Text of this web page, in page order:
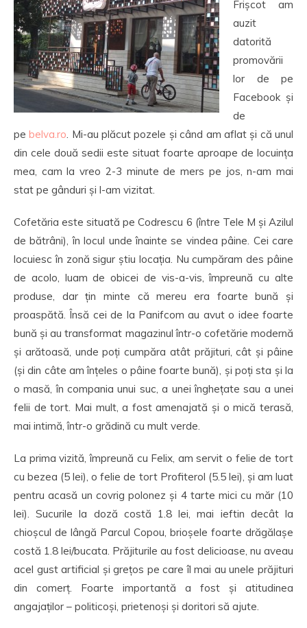
Frișcot am
auzit
datorită
promovării
lor de pe
Facebook și
de
pebelva.ro. Mi-au plăcut pozele și când am aflat și că unul
din cele două sedii este situat foarte aproape de locuința
mea, cam la vreo 2-3 minute de mers pe jos, n-am mai
stat pe gânduri și l-am vizitat.
Cofetăria este situată pe Codrescu 6 (între Tele M și Azilul
de bătrâni), în locul unde înainte se vindea pâine. Cei care
locuiesc în zonă sigur știu locația. Nu cumpăram des pâine
de acolo, luam de obicei de vis-a-vis, împreună cu alte
produse, dar țin minte că mereu era foarte bună și
proaspătă. Însă cei de la Panifcom au avut o idee foarte
bună și au transformat magazinul într-o cofetărie modernă
și arătoasă, unde poți cumpăra atât prăjituri, cât și pâine
(și din câte am înțeles o pâine foarte bună), și poți sta și la
o masă, în compania unui suc, a unei înghețate sau a unei
felii de tort. Mai mult, a fost amenajată și o mică terasă,
mai intimă, într-o grădină cu mult verde.
La prima vizită, împreună cu Felix, am servit o felie de tort
cu bezea (5 lei), o felie de tort Profiterol (5.5 lei), și am luat
pentru acasă un covrig polonez și 4 tarte mici cu măr (10
lei). Sucurile la doză costă 1.8 lei, mai ieftin decât la
chioșcul de lângă Parcul Copou, brioșele foarte drăgălașe
costă 1.8 lei/bucata. Prăjiturile au fost delicioase, nu aveau
acel gust artificial și grețos pe care îl mai au unele prăjituri
din comerț. Foarte importantă a fost și atitudinea
angajaților – politicoși, prietenoși și doritori să ajute.